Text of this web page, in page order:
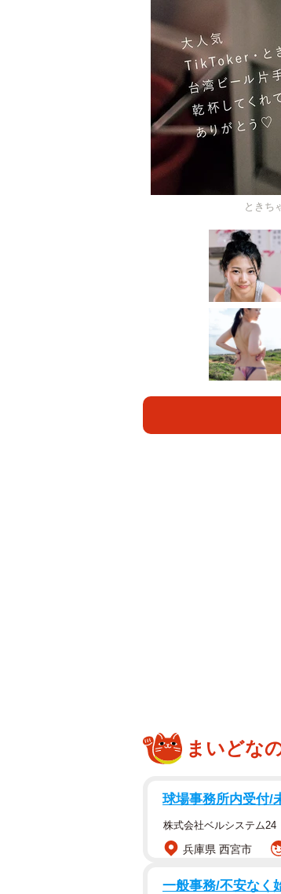
ときち
まいどな
球場事務所内受付/
株式会社ベルシステム24
兵庫県 西宮市
一般事務/不安なく